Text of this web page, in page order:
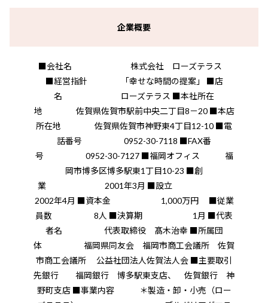
企業概要
■会社名 株式会社 ローズテラス
■経営指針 「幸せな時間の提案」 ■店
名 ローズテラス ■本社所在
地 佐賀県佐賀市駅前中央二丁目8－20 ■本店
所在地 佐賀県佐賀市神野東4丁目12-10 ■電
話番号 0952-30-7118 ■FAX番
号 0952-30-7127 ■福岡オフィス 福
岡市博多区博多駅東1丁目10-23 ■創
業 2001年3月 ■設立
2002年4月 ■資本金 1,000万円 ■従業
員数 8人 ■決算期 1月 ■代表
者名 代表取締役 髙木治幸 ■所属団
体 福岡県同友会 福岡市商工会議所 佐賀
市商工会議所 公益社団法人佐賀法人会 ■主要取引
先銀行 福岡銀行 博多駅東支店、 佐賀銀行 神
野町支店 ■事業内容 ＊製造・卸・小売（ロー